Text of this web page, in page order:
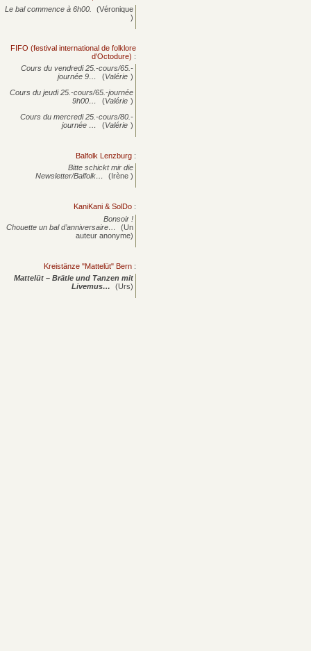
Le bal commence à 6h00.
(Véronique
)
FIFO (festival international de folklore
d'Octodure) :
Cours du vendredi 25.-cours/65.-
journée 9… (Valérie )
Cours du jeudi 25.-cours/65.-journée
9h00…
(Valérie )
Cours du mercredi 25.-cours/80.-
journée … (Valérie )
Balfolk Lenzburg :
Bitte schickt mir die
Newsletter/Balfolk…
(Irène )
KaniKani & SolDo :
Bonsoir !
Chouette un bal d’anniversaire…
(Un
auteur anonyme)
Kreistänze "Mattelüt" Bern :
Mattelüt – Brätle und Tanzen mit
Livemus…
(Urs)